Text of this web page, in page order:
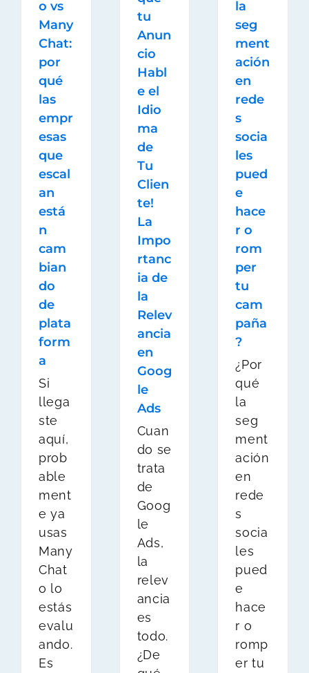
o vs
Many
Chat:
por
qué
las
empr
esas
que
escal
an
está
n
cam
bian
do
de
plata
form
a
Si
llega
ste
aquí,
prob
able
ment
e ya
usas
Many
Chat
o lo
estás
evalu
ando.
Es
tu
Anun
cio
Habl
e el
Idio
ma
de
Tu
Clien
te!
La
Impo
rtanc
ia de
la
Relev
ancia
en
Goog
le
Ads
Cuan
do se
trata
de
Goog
le
Ads,
la
relev
ancia
es
todo.
¿De
la
seg
ment
ación
en
rede
s
socia
les
pued
e
hace
r o
rom
per
tu
cam
paña
?
¿Por
qué
la
seg
ment
ación
en
rede
s
socia
les
pued
e
hace
r o
romp
er tu